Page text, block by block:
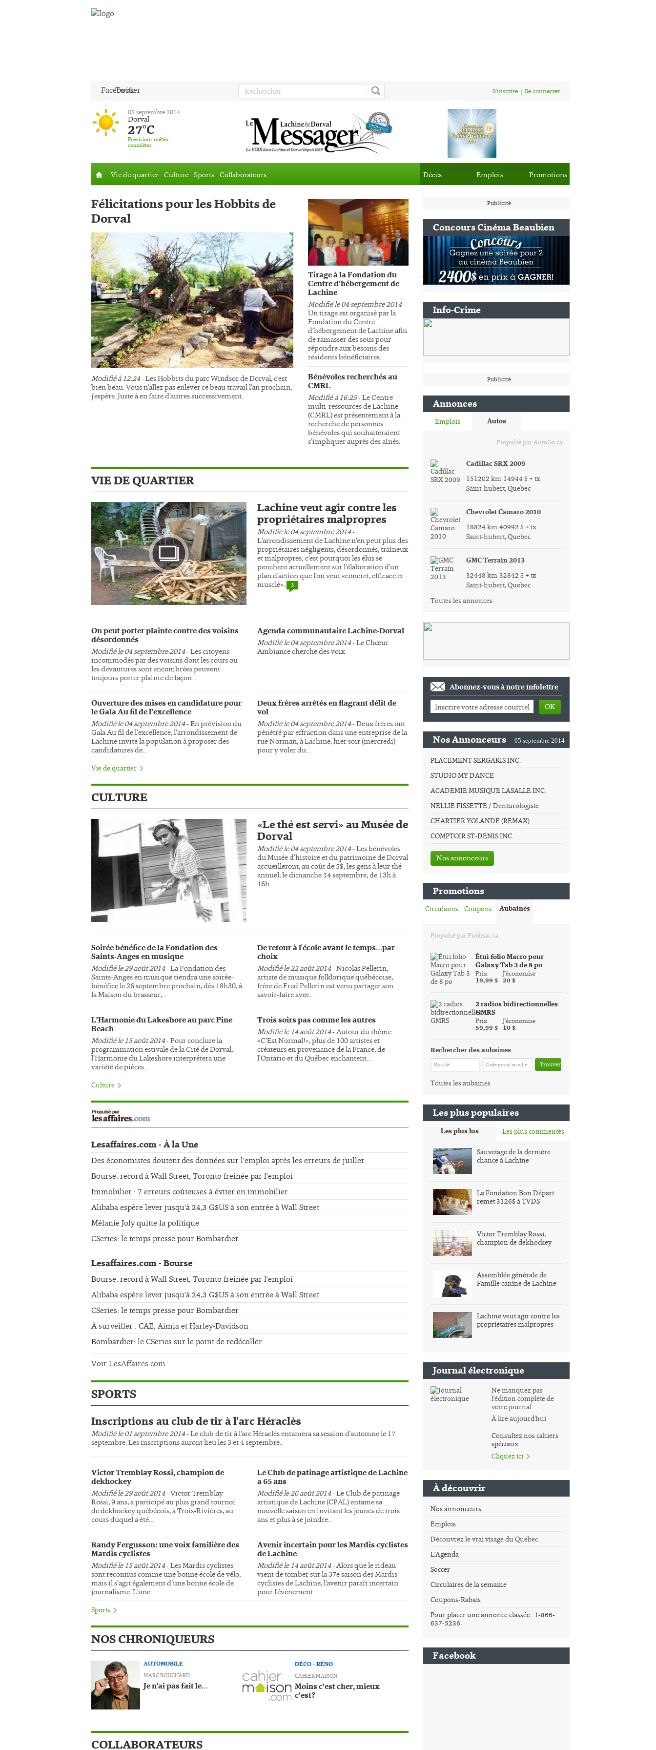
Facebook
Twitter S'inscrire Se connecter
05 septembre 2014
Dorval
27°C
Prévisions météo
complètes
Vie de quartier Culture Sports Collaborateurs Décès
Classées
Emplois
Autos
Promotions
Félicitations pour les Hobbits de
Dorval
Modifié à 12:24- Les Hobbits du parc Windsor de Dorval, c'est
bien beau. Vous n'allez pas enlever ce beau travail l'an prochain,
j'espère. Juste à en faire d'autres successivement.
Tirage à la Fondation du
Centre d’hébergement de
Lachine
Modifié le 04 septembre 2014-
Un tirage est organisé par la
Fondation du Centre
d’hébergement de Lachine afin
de ramasser des sous pour
répondre aux besoins des
résidents bénéficiaires.
Bénévoles recherchés au
CMRL
Modifié à 16:25- Le Centre
multi-ressources de Lachine
(CMRL) est présentement à la
recherche de personnes
bénévoles qui souhaiteraient
s’impliquer auprès des aînés.
VIE DE QUARTIER
Lachine veut agir contre les
propriétaires malpropres
Modifié le 04 septembre 2014-
L'arrondissement de Lachine n'en peut plus des
propriétaires négligents, désordonnés, traîneux
et malpropres; c'est pourquoi les élus se
penchent actuellement sur l'élaboration d'un
plan d'action que l'on veut «concret, efficace et
musclé».. 3
Photo
On peut porter plainte contre des voisins
désordonnés
Modifié le 04 septembre 2014- Les citoyens
incommodés par des voisins dont les cours ou
les devantures sont encombrées peuvent
toujours porter plainte de façon...
Ouverture des mises en candidature pour
le Gala Au fil de l’excellence
Modifié le 04 septembre 2014- En prévision du
Gala Au fil de l’excellence, l’arrondissement de
Lachine invite la population à proposer des
candidatures de...
Agenda communautaire Lachine-Dorval
Modifié le 04 septembre 2014- Le Chœur
Ambiance cherche des voix
Deux frères arrêtés en flagrant délit de
vol
Modifié le 04 septembre 2014- Deux frères ont
pénétré par effraction dans une entreprise de la
rue Norman, à Lachine, hier soir (mercredi)
pour y voler du...
Vie de quartier
CULTURE
«Le thé est servi» au Musée de
Dorval
Modifié le 04 septembre 2014- Les bénévoles
du Musée d’histoire et du patrimoine de Dorval
accueilleront, au coût de 5$, les gens à leur thé
annuel, le dimanche 14 septembre, de 13h à
16h..
Soirée bénéfice de la Fondation des
Saints-Anges en musique
Modifié le 29 août 2014- La Fondation des
Saints-Anges en musique tiendra une soirée-
bénéfice le 26 septembre prochain, dès 18h30, à
la Maison du brasseur,...
L’Harmonie du Lakeshore au parc Pine
Beach
Modifié le 15 août 2014- Pour conclure la
programmation estivale de la Cité de Dorval,
l’Harmonie du Lakeshore interprétera une
variété de pièces...
De retour à l'école avant le temps…par
choix
Modifié le 22 août 2014- Nicolas Pellerin,
artiste de musique folklorique québécoise,
frère de Fred Pellerin est venu partager son
savoir-faire avec...
Trois soirs pas comme les autres
Modifié le 14 août 2014- Autour du thème
«C’Est Normal!», plus de 100 artistes et
créateurs en provenance de la France, de
l’Ontario et du Québec enchantent...
Culture
Lesaffaires.com - À la Une
Des économistes doutent des données sur l'emploi après les erreurs de juillet
Bourse: record à Wall Street, Toronto freinée par l'emploi
Immobilier : 7 erreurs coûteuses à éviter en immobilier
Alibaba espère lever jusqu'à 24,3 G$US à son entrée à Wall Street
Mélanie Joly quitte la politique
CSeries: le temps presse pour Bombardier
Lesaffaires.com - Bourse
Bourse: record à Wall Street, Toronto freinée par l'emploi
Alibaba espère lever jusqu'à 24,3 G$US à son entrée à Wall Street
CSeries: le temps presse pour Bombardier
À surveiller : CAE, Aimia et Harley-Davidson
Bombardier: le CSeries sur le point de redécoller
Voir LesAffaires.com
SPORTS
Inscriptions au club de tir à l'arc Héraclès
Modifié le 01 septembre 2014- Le club de tir à l'arc Héraclès entamera sa session d'automne le 17
septembre. Les inscriptions auront lieu les 3 et 4 septembre..
Victor Tremblay Rossi, champion de
dekhockey
Modifié le 29 août 2014- Victor Tremblay
Rossi, 9 ans, a participé au plus grand tournoi
de dekhockey québécois, à Trois-Rivières, au
cours duquel a été...
Randy Fergusson: une voix familière des
Mardis cyclistes
Modifié le 15 août 2014- Les Mardis cyclistes
sont reconnus comme une bonne école de vélo,
mais il s’agit également d’une bonne école de
journalisme. L'une...
Le Club de patinage artistique de Lachine
a 65 ans
Modifié le 26 août 2014- Le Club de patinage
artistique de Lachine (CPAL) entame sa
nouvelle saison en invitant les jeunes de trois
ans et plus à se joindre...
Avenir incertain pour les Mardis cyclistes
de Lachine
Modifié le 14 août 2014- Alors que le rideau
vient de tomber sur la 37e saison des Mardis
cyclistes de Lachine, l'avenir paraît incertain
pour l'événement...
Sports
NOS CHRONIQUEURS
AUTOMOBILE
MARC BOUCHARD
Je n'ai pas fait le…
DÉCO - RÉNO
CAHIER MAISON
Moins c’est cher, mieux
c’est?
COLLABORATEURS
Publicité
Concours Cinéma Beaubien
Info-Crime
Publicité
Annonces
Emplois Autos
Propulsé par AutoGo.ca
Cadillac SRX 2009
151202 km 14944 $ + tx
Saint-hubert, Quebec
Chevrolet Camaro 2010
18824 km 40992 $ + tx
Saint-hubert, Quebec
GMC Terrain 2013
32448 km 32842 $ + tx
Saint-hubert, Quebec
Toutes les annonces
Abonnez-vous à notre infolettre
OK
Nos Annonceurs 05 septembre 2014
PLACEMENT SERGAKIS INC.
STUDIO MY DANCE
ACADEMIE MUSIQUE LASALLE INC.
NELLIE FISSETTE / Denturologiste
CHARTIER YOLANDE (REMAX)
COMPTOIR ST-DENIS INC.
Nos annonceurs
Promotions
Circulaires Coupons Aubaines
Propulsé par Publisac.ca
Étui folio Macro pour
Galaxy Tab 3 de 8 po
Prix
19,99 $
J'économise
20 $
2 radios bidirectionnelles
GMRS
Prix
59,99 $
J'économise
10 $
Rechercher des aubaines
Trouver
Toutes les aubaines
Les plus populaires
Les plus lus Les plus commentés
Sauvetage de la dernière
chance à Lachine
La Fondation Bon Départ
remet 3126$ à TVDS
Victor Tremblay Rossi,
champion de dekhockey
Assemblée générale de
Famille canine de Lachine
Lachine veut agir contre les
propriétaires malpropres
Journal électronique
Ne manquez pas
l'édition complète de
votre journal.
À lire aujourd'hui
Consultez nos cahiers
spéciaux
Cliquez ici
À découvrir
Nos annonceurs
Emplois
Découvrez le vrai visage du Québec
L'Agenda
Soccer
Circulaires de la semaine
Coupons-Rabais
Pour placer une annonce classée : 1-866-
637-5236
Facebook